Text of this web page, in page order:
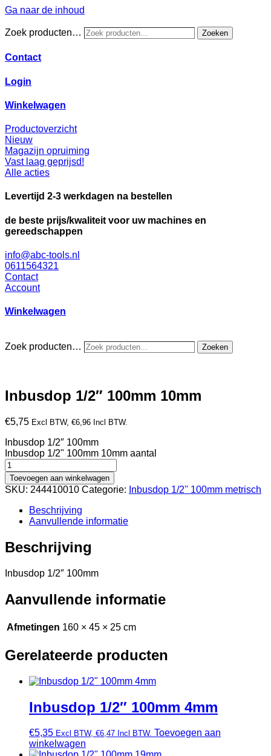
Ga naar de inhoud
Zoek producten… Zoeken
Contact
Login
Winkelwagen
Productoverzicht
Nieuw
Magazijn opruiming
Vast laag geprijsd!
Alle acties
Levertijd 2-3 werkdagen na bestellen
de beste prijs/kwaliteit voor uw machines en
gereedschappen
info@abc-tools.nl
0611564321
Contact
Account
Winkelwagen
Zoek producten… Zoeken
Inbusdop 1/2″ 100mm 10mm
€5,75 Excl BTW, €6,96 Incl BTW.
Inbusdop 1/2″ 100mm
Inbusdop 1/2" 100mm 10mm aantal
Toevoegen aan winkelwagen
SKU: 244410010 Categorie: Inbusdop 1/2'' 100mm metrisch
Beschrijving
Aanvullende informatie
Beschrijving
Inbusdop 1/2″ 100mm
Aanvullende informatie
Afmetingen 160 × 45 × 25 cm
Gerelateerde producten
Inbusdop 1/2″ 100mm 4mm
€5,35 Excl BTW, €6,47 Incl BTW. Toevoegen aan
winkelwagen